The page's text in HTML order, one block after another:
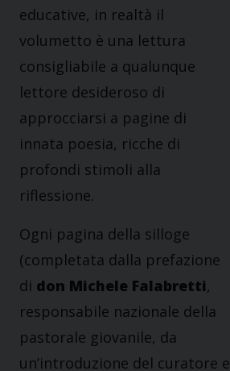
educative, in realtà il
volumetto è una lettura
consigliabile a qualunque
lettore desideroso di
approcciarsi a pagine di
innata poesia, ricche di
profondi stimoli alla
riflessione.
Ogni pagina della silloge
(completata dalla prefazione
di don Michele Falabretti,
responsabile nazionale della
pastorale giovanile, da
un’introduzione del curatore e